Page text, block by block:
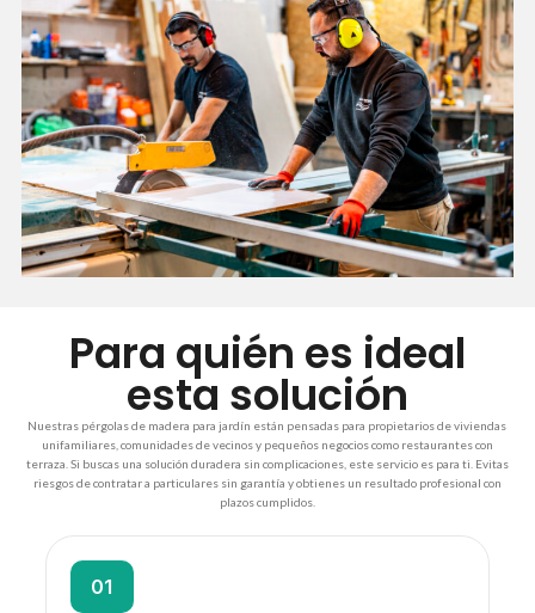
Para quién es ideal
esta solución
Nuestras pérgolas de madera para jardín están pensadas para propietarios de viviendas
unifamiliares, comunidades de vecinos y pequeños negocios como restaurantes con
terraza. Si buscas una solución duradera sin complicaciones, este servicio es para ti. Evitas
riesgos de contratar a particulares sin garantía y obtienes un resultado profesional con
plazos cumplidos.
01